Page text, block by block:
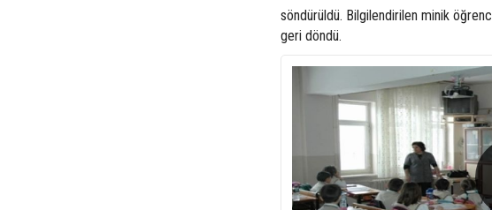
söndürüldü. Bilgilendirilen minik
geri döndü.